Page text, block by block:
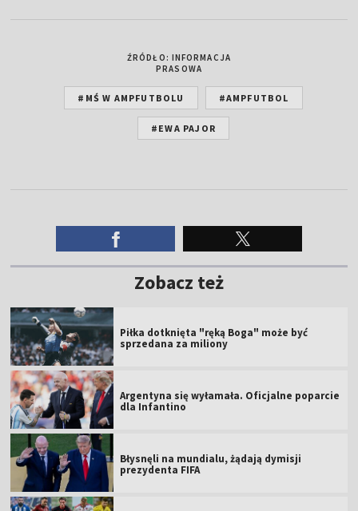
ŹRÓDŁO: INFORMACJA
PRASOWA
#MŚ W AMPFUTBOLU #AMPFUTBOL
#EWA PAJOR
Zobacz też
Piłka dotknięta "ręką Boga" może być
sprzedana za miliony
Argentyna się wyłamała. Oficjalne poparcie
dla Infantino
Błysnęli na mundialu, żądają dymisji
prezydenta FIFA